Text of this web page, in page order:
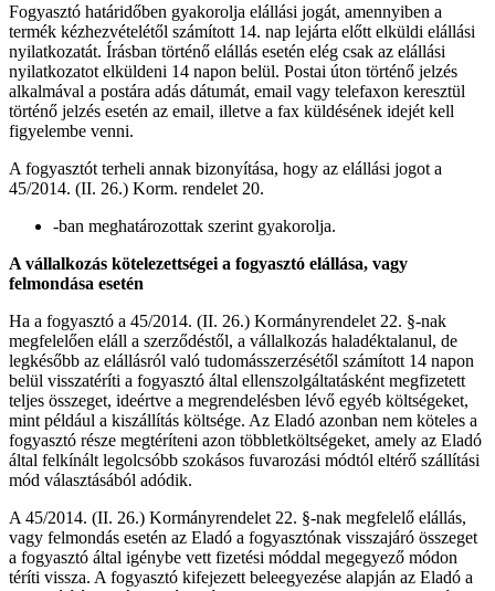
Fogyasztó határidőben gyakorolja elállási jogát, amennyiben a
termék kézhezvételétől számított 14. nap lejárta előtt elküldi elállási
nyilatkozatát. Írásban történő elállás esetén elég csak az elállási
nyilatkozatot elküldeni 14 napon belül. Postai úton történő jelzés
alkalmával a postára adás dátumát, email vagy telefaxon keresztül
történő jelzés esetén az email, illetve a fax küldésének idejét kell
figyelembe venni.
A fogyasztót terheli annak bizonyítása, hogy az elállási jogot a
45/2014. (II. 26.) Korm. rendelet 20.
-ban meghatározottak szerint gyakorolja.
A vállalkozás kötelezettségei a fogyasztó elállása, vagy
felmondása esetén
Ha a fogyasztó a 45/2014. (II. 26.) Kormányrendelet 22. §-nak
megfelelően eláll a szerződéstől, a vállalkozás haladéktalanul, de
legkésőbb az elállásról való tudomásszerzésétől számított 14 napon
belül visszatéríti a fogyasztó által ellenszolgáltatásként megfizetett
teljes összeget, ideértve a megrendelésben lévő egyéb költségeket,
mint például a kiszállítás költsége. Az Eladó azonban nem köteles a
fogyasztó része megtéríteni azon többletköltségeket, amely az Eladó
által felkínált legolcsóbb szokásos fuvarozási módtól eltérő szállítási
mód választásából adódik.
A 45/2014. (II. 26.) Kormányrendelet 22. §-nak megfelelő elállás,
vagy felmondás esetén az Eladó a fogyasztónak visszajáró összeget
a fogyasztó által igénybe vett fizetési móddal megegyező módon
téríti vissza. A fogyasztó kifejezett beleegyezése alapján az Eladó a